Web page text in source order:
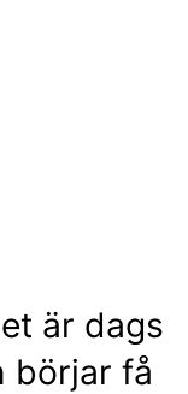
är dags
börjar få